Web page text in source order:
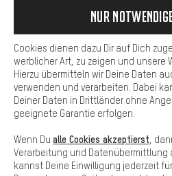
Hinweisgebersystem
Cookie-Einstellungen
Alle Preise verstehen sich in Euro
Versandkostenfür
Services zu nutzen, die es dir
finden. Beispielsweise bieten
Fragen schnell und
Basis
Basis-Cookies gewährleisten,
grundsätzlich nutzen kannst.
Nur
Cookies dienen dazu Dir auf Dich
werblicher Art, zu zeigen und unsere
Hierzu übermitteln wir Deine Daten
verwenden und verarbeiten. Dabei
Deiner Daten in Drittländer ohne
geeignete Garantie erfolgen.
Wenn Du alle Cookies akzeptierst ,
Verarbeitung und Datenübermittlung
kannst Deine Einwilligung jederzeit